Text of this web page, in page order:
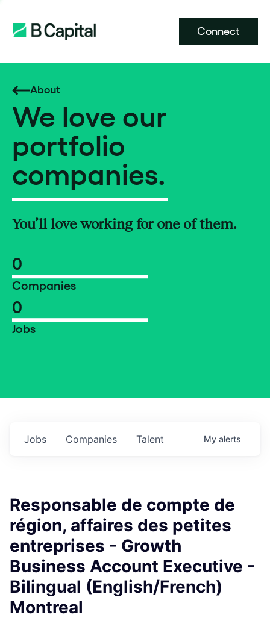
Connect
About
We love our
portfolio
companies.
You’ll love working for one of them.
0
Companies
0
Jobs
Jobs Companies Talent My alerts
Responsable de compte de
région, affaires des petites
entreprises - Growth
Business Account Executive -
Bilingual (English/French)
Montreal